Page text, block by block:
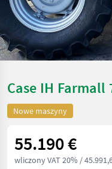
Case IH Farmall
Nowe maszyny
55.190 €
wliczony VAT 20% /